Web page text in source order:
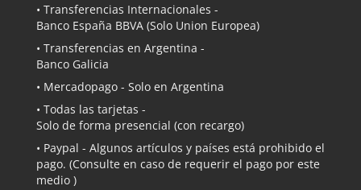
• Transferencias Internacionales -
Banco España BBVA (Solo Union Europea)
• Transferencias en Argentina -
Banco Galicia
• Mercadopago - Solo en Argentina
• Todas las tarjetas -
Solo de forma presencial (con recargo)
• Paypal - Algunos artículos y países está prohibido el
pago. (Consulte en caso de requerir el pago por este
medio )